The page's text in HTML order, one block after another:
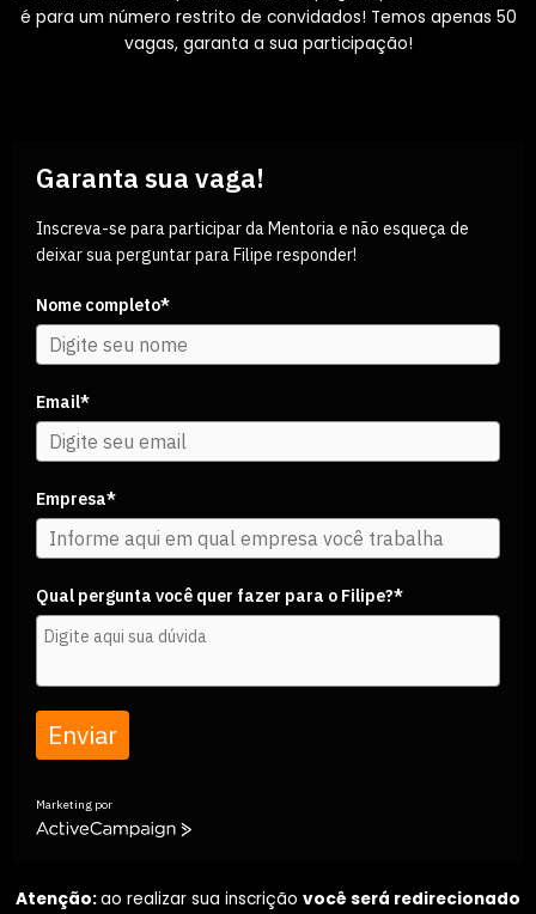
é para um número restrito de convidados! Temos apenas 50
vagas, garanta a sua participação!
Garanta sua vaga!
Inscreva-se para participar da Mentoria e não esqueça de
deixar sua perguntar para Filipe responder!
Nome completo*
Email*
Empresa*
Qual pergunta você quer fazer para o Filipe?*
Enviar
Marketing por
ActiveCampaign
Atenção:ao realizar sua inscrição você será redirecionado